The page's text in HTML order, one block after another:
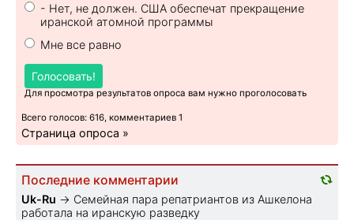
- Нет, не должен. США обеспечат прекращение
иранской атомной программы
Мне все равно
Голосовать!
Для просмотра результатов опроса вам нужно проголосовать
Всего голосов: 616, комментариев 1
Страница опроса »
Последние комментарии
Uk-Ru → Семейная пара репатриантов из Ашкелона
работала на иранскую разведку